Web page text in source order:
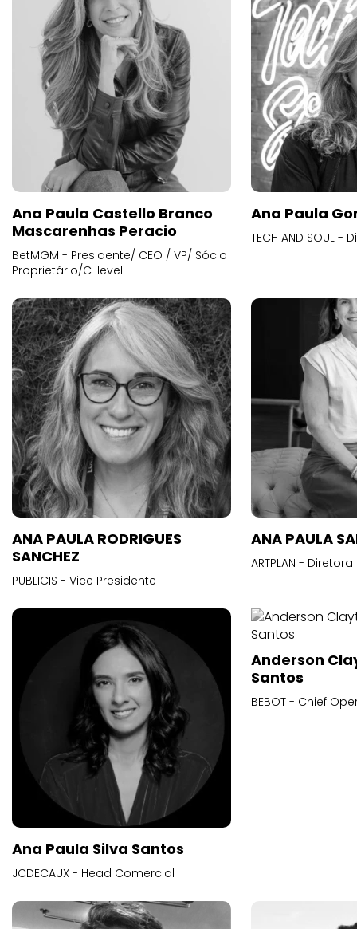
Ana Paula Castello Branco
Mascarenhas Peracio
BetMGM - Presidente/ CEO / VP/ Sócio
Proprietário/C-level
Ana Paula
TECH AND SOUL
ANA PAULA RODRIGUES
SANCHEZ
PUBLICIS - Vice Presidente
ANA PAULA
ARTPLAN -
Ana Paula Silva Santos
JCDECAUX - Head Comercial
Anderson
Santos
BEBOT - Chief